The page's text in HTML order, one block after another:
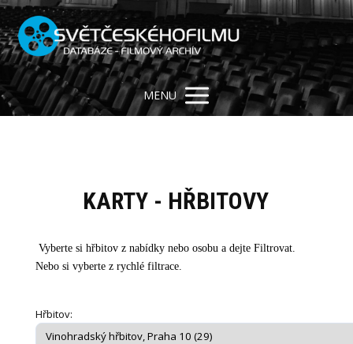
MENU
KARTY - HŘBITOVY
Vyberte si hřbitov z nabídky nebo osobu a dejte Filtrovat.
Nebo si vyberte z rychlé filtrace.
Hřbitov: